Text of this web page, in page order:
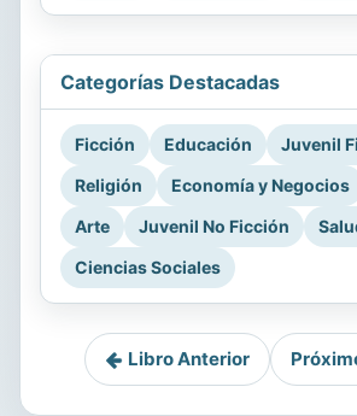
Categorías Destacadas
Ficción Educación
Juvenil
Religión
Economía y Negocios
Arte
Juvenil No Ficción
Ciencias Sociales
Libro Anterior